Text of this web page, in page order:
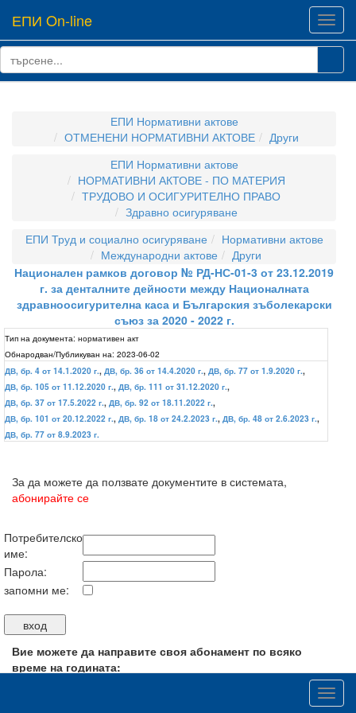
ЕПИ On-line
ЕПИ Нормативни актове
ОТМЕНЕНИ НОРМАТИВНИ АКТОВЕ
Други
ЕПИ Нормативни актове
НОРМАТИВНИ АКТОВЕ - ПО МАТЕРИЯ
ТРУДОВО И ОСИГУРИТЕЛНО ПРАВО
Здравно осигуряване
ЕПИ Труд и социално осигуряване
Нормативни актове
Международни актове
Други
Национален рамков договор № РД-НС-01-3 от 23.12.2019
г. за денталните дейности между Националната
здравноосигурителна каса и Българския зъболекарски
съюз за 2020 - 2022 г.
Тип на документа: нормативен акт
Обнародван/Публикуван на: 2023-06-02
ДВ, бр. 4 от 14.1.2020 г., ДВ, бр. 36 от 14.4.2020 г., ДВ, бр. 77 от 1.9.2020 г.,
ДВ, бр. 105 от 11.12.2020 г., ДВ, бр. 111 от 31.12.2020 г.,
ДВ, бр. 37 от 17.5.2022 г., ДВ, бр. 92 от 18.11.2022 г.,
ДВ, бр. 101 от 20.12.2022 г., ДВ, бр. 18 от 24.2.2023 г., ДВ, бр. 48 от 2.6.2023 г.,
ДВ, бр. 77 от 8.9.2023 г.
За да можете да ползвате документите в системата,
абонирайте се
Потребителско
име:
Парола:
запомни ме:
Вие можете да направите своя абонамент по всяко
време на годината: